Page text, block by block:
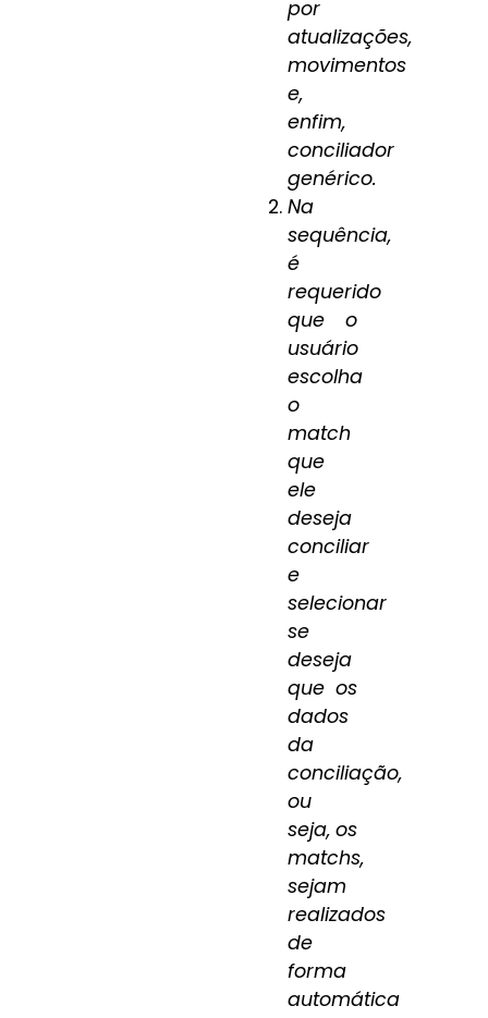
por
atualizações,
movimentos
e,
enfim,
conciliador
genérico.
Na
sequência,
é
requerido
que o
usuário
escolha
o
match
que
ele
deseja
conciliar
e
selecionar
se
deseja
que os
dados
da
conciliação,
ou
seja, os
matchs,
sejam
realizados
de
forma
automática